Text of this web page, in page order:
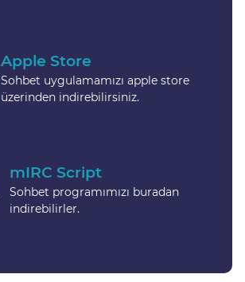
Apple Store
Sohbet uygulamamızı apple store
üzerinden indirebilirsiniz.
mIRC Script
Sohbet programımızı buradan
indirebilirler.